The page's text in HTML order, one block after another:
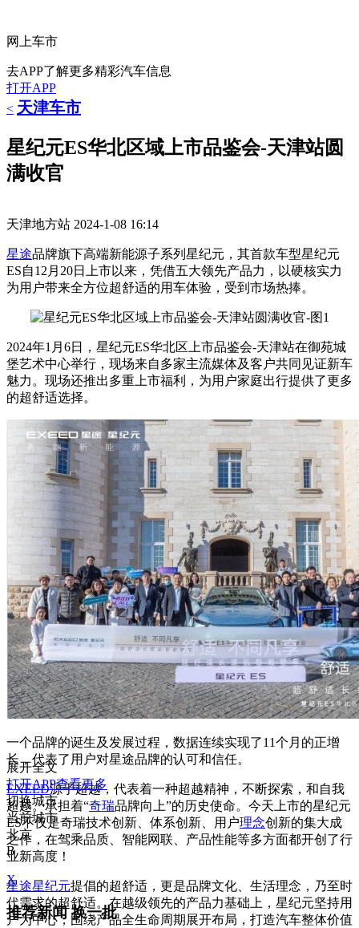
网上车市
去APP了解更多精彩汽车信息
打开APP
< 天津车市
星纪元ES华北区域上市品鉴会-天津站圆
满收官
天津地方站 2024-1-08 16:14
星途品牌旗下高端新能源子系列星纪元，其首款车型星纪元
ES自12月20日上市以来，凭借五大领先产品力，以硬核实力
为用户带来全方位超舒适的用车体验，受到市场热捧。
2024年1月6日，星纪元ES华北区上市品鉴会-天津站在御苑城
堡艺术中心举行，现场来自多家主流媒体及客户共同见证新车
魅力。现场还推出多重上市福利，为用户家庭出行提供了更多
的超舒适选择。
一个品牌的诞生及发展过程，数据连续实现了11个月的正增
长，代表了用户对星途品牌的认可和信任。
EXEED源于超越，代表着一种超越精神，不断探索，和自我
超越。承担着“奇瑞品牌向上”的历史使命。今天上市的星纪元
ES不仅是奇瑞技术创新、体系创新、用户理念创新的集大成
之作，在驾乘品质、智能网联、产品性能等多方面都开创了行
业新高度！
星途星纪元提倡的超舒适，更是品牌文化、生活理念，乃至时
代需求的超舒适。在越级领先的产品力基础上，星纪元坚持用
户为中心，围绕产品全生命周期展开布局，打造汽车整体价值
展开全文
打开APP查看更多
切换城市
当前城市
北京
B
X
推荐新闻换一批